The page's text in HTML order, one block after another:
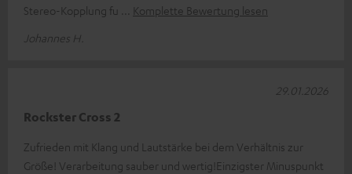
Stereo-Kopplung fu
Komplette Bewertung lesen
Johannes H.
Rockster Cross 2
Zufrieden mit Klang und Lautstärke bei dem Verhältnis zur
Größe! Verarbeitung sauber und wertig!Einzigster Minuspunkt
29.01.2026